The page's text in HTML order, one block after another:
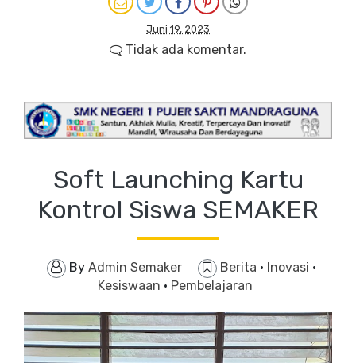
Juni 19, 2023
Tidak ada komentar.
Soft Launching Kartu
Kontrol Siswa SEMAKER
By Admin Semaker Berita · Inovasi ·
Kesiswaan · Pembelajaran